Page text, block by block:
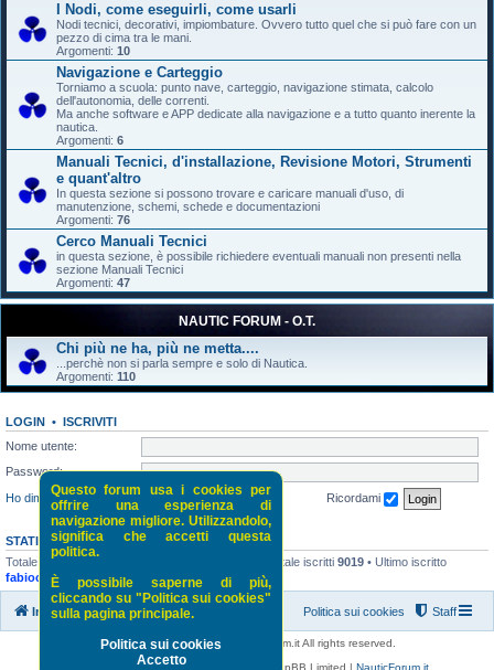
I Nodi, come eseguirli, come usarli
Nodi tecnici, decorativi, impiombature. Ovvero tutto quel che si può fare con un
pezzo di cima tra le mani.
Argomenti: 10
Navigazione e Carteggio
Torniamo a scuola: punto nave, carteggio, navigazione stimata, calcolo
dell'autonomia, delle correnti.
Ma anche software e APP dedicate alla navigazione e a tutto quanto inerente la
nautica.
Argomenti: 6
Manuali Tecnici, d'installazione, Revisione Motori, Strumenti
e quant'altro
In questa sezione si possono trovare e caricare manuali d'uso, di
manutenzione, schemi, schede e documentazioni
Argomenti: 76
Cerco Manuali Tecnici
in questa sezione, è possibile richiedere eventuali manuali non presenti nella
sezione Manuali Tecnici
Argomenti: 47
NAUTIC FORUM - O.T.
Chi più ne ha, più ne metta....
...perchè non si parla sempre e solo di Nautica.
Argomenti: 110
LOGIN • ISCRIVITI
Nome utente:
Password:
Ho dimenticato la password
Ricordami
STATISTICHE
Totale messaggi
• Totale iscritti 9019 • Ultimo iscritto
fabiocvarese
Questo forum usa i cookies per
offrire una esperienza di
navigazione migliore. Utilizzandolo,
significa che accetti questa
politica.
È possibile saperne di più,
cliccando su "Politica sui cookies"
sulla pagina principale.
Politica sui cookies
Accetto
Indice di NauticForum.it Staff
Politica sui cookies
Copyright © 2016 - 2026 NauticForum.it All rights reserved.
phpBB® Forum Software © phpBB Limited | NauticForum.it